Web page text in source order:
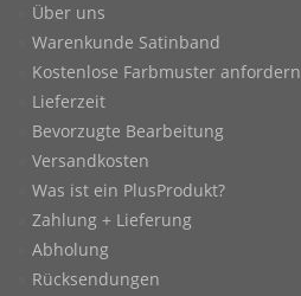
Über uns
Warenkunde Satinband
Kostenlose Farbmuster anfordern
Lieferzeit
Bevorzugte Bearbeitung
Versandkosten
Was ist ein PlusProdukt?
Zahlung + Lieferung
Abholung
Rücksendungen